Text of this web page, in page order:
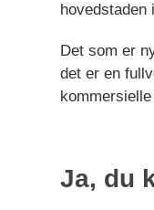
Det som er
det er en
Ja, du